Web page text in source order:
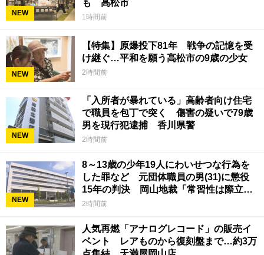
NEW
も 高松市
1時間前
NEW
【特集】原爆投下81年 戦争の記憶を受
け継ぐ…平和を願う高松市の9歳の少女
2時間前
NEW
「入所者が暴れている」高齢者向け住宅
で職員を包丁で突く 傷害の疑いで79歳
男を現行犯逮捕 香川県警
2時間前
NEW
8～13歳の少年19人にわいせつな行為を
した罪など 元団体職員の男(31)に懲役
15年の判決 岡山地裁「常習性は際立っ
ていて被害結果も非常に重い」
2時間前
人気再燃「アナログレコード」の販売イ
ベント レアものから復刻盤まで…約3万